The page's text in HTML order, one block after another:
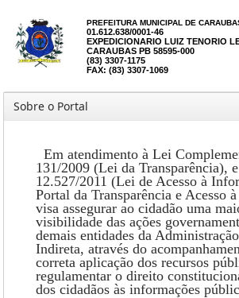
PREFEITURA MUNICIPAL DE
01.612.638/0001-46
EXPEDICIONARIO LUIZ TENORIO
CARAUBAS PB 58595-000
(83) 3307-1175
FAX: (83) 3307-1069
Sobre o Portal
Em atendimento à Lei
131/2009 (Lei da Transparência),
12.527/2011 (Lei de Acesso à
Portal da Transparência e Acesso
visa assegurar ao cidadão uma
visibilidade das ações
demais entidades da
Indireta, através do
correta aplicação dos recursos
regulamentar o direito
dos cidadãos às informações